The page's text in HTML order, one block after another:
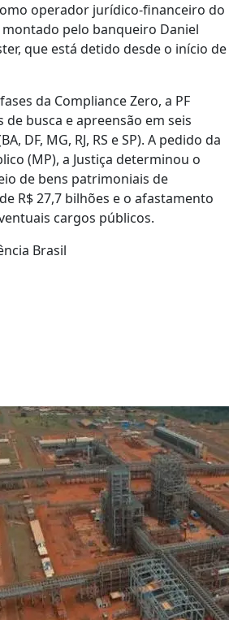
operador jurídico-financeiro do
pelo banqueiro Daniel
que está detido desde o início de
da Compliance Zero, a PF
busca e apreensão em seis
DF, MG, RJ, RS e SP). A pedido da
(MP), a Justiça determinou o
de bens patrimoniais de
R$ 27,7 bilhões e o afastamento
cargos públicos.
Brasil